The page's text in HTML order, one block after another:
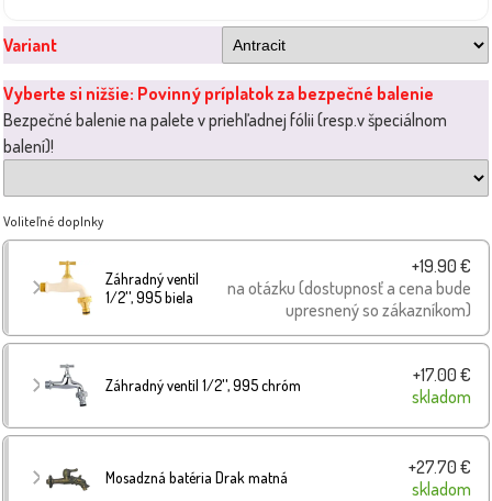
Variant
Vyberte si nižšie: Povinný príplatok za bezpečné balenie
Bezpečné balenie na palete v priehľadnej fólii (resp.v špeciálnom
balení)!
Voliteľné doplnky
Záhradný ventil
1/2'', 995 biela
+19.90 €
na otázku (dostupnosť a cena bude
upresnený so zákazníkom)
Záhradný ventil 1/2'', 995 chróm
+17.00 €
skladom
Mosadzná batéria Drak matná
+27.70 €
skladom